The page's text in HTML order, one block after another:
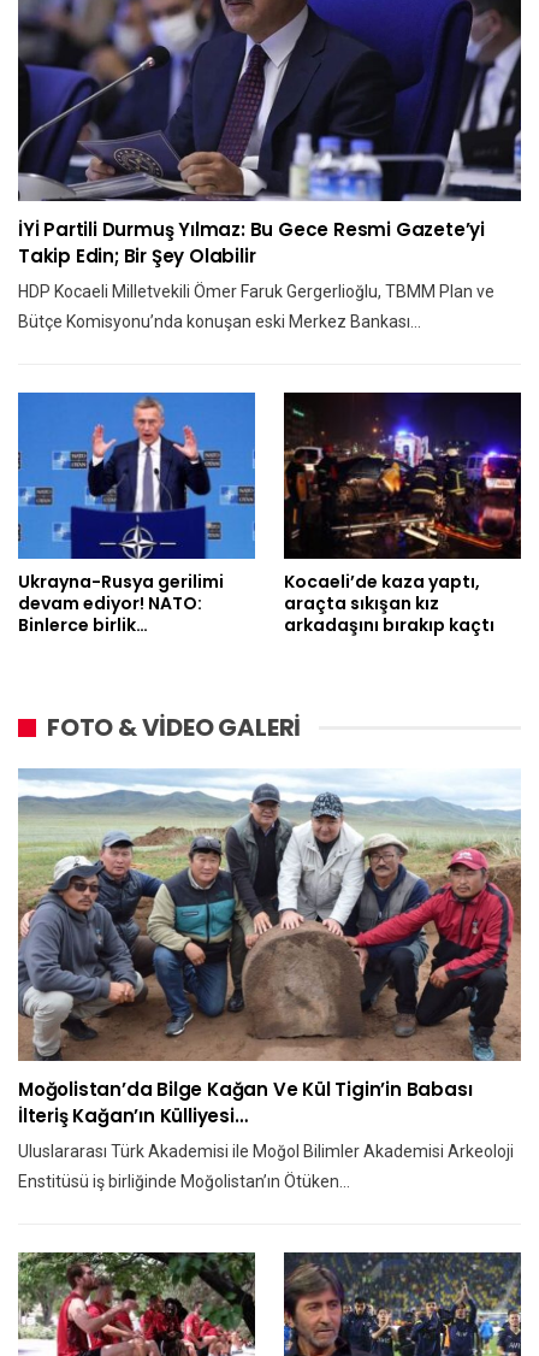
İYİ Partili Durmuş Yılmaz: Bu Gece Resmi Gazete’yi
Takip Edin; Bir Şey Olabilir
HDP Kocaeli Milletvekili Ömer Faruk Gergerlioğlu, TBMM Plan ve
Bütçe Komisyonu’nda konuşan eski Merkez Bankası…
Ukrayna-Rusya gerilimi
devam ediyor! NATO:
Binlerce birlik…
Kocaeli’de kaza yaptı,
araçta sıkışan kız
arkadaşını bırakıp kaçtı
FOTO & VİDEO GALERİ
Moğolistan’da Bilge Kağan Ve Kül Tigin’in Babası
İlteriş Kağan’ın Külliyesi…
Uluslararası Türk Akademisi ile Moğol Bilimler Akademisi Arkeoloji
Enstitüsü iş birliğinde Moğolistan’ın Ötüken…